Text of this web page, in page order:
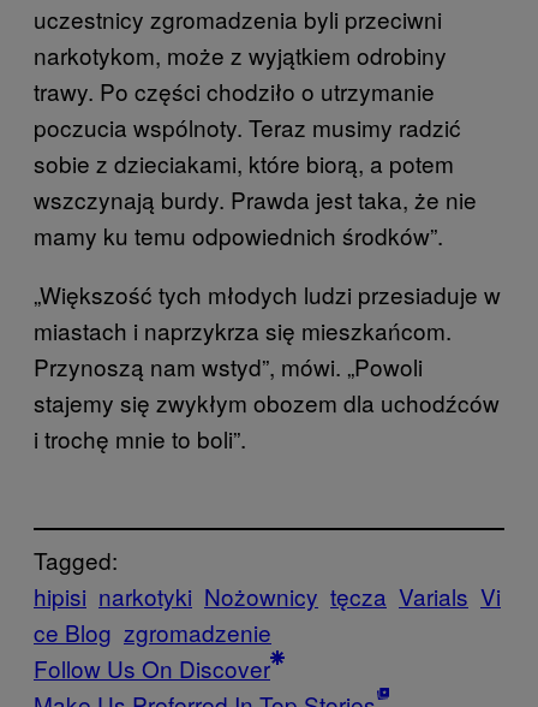
uczestnicy zgromadzenia byli przeciwni
narkotykom, może z wyjątkiem odrobiny
trawy. Po części chodziło o utrzymanie
poczucia wspólnoty. Teraz musimy radzić
sobie z dzieciakami, które biorą, a potem
wszczynają burdy. Prawda jest taka, że nie
mamy ku temu odpowiednich środków”.
„Większość tych młodych ludzi przesiaduje w
miastach i naprzykrza się mieszkańcom.
Przynoszą nam wstyd”, mówi. „Powoli
stajemy się zwykłym obozem dla uchodźców
i trochę mnie to boli”.
Tagged:
hipisi narkotyki Nożownicy tęcza Varials Vi
ce Blog zgromadzenie
Follow Us On Discover